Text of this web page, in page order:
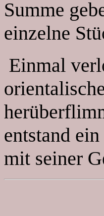
Summe
einzelne
Einmal
entstand
mit seiner